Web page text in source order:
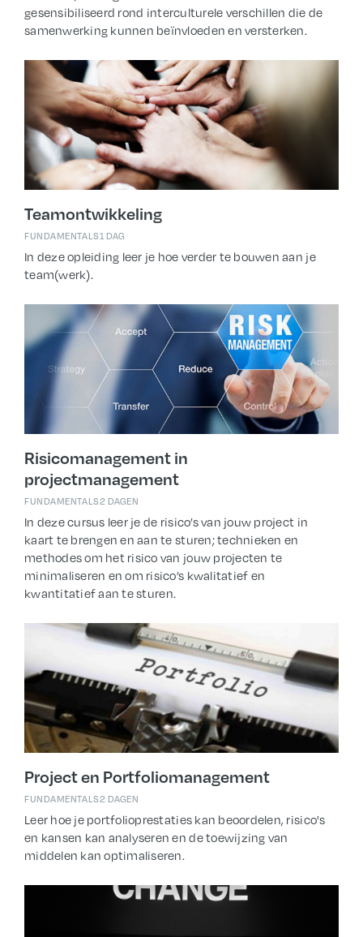
gesensibiliseerd rond interculturele verschillen die de
samenwerking kunnen beïnvloeden en versterken.
Teamontwikkeling
FUNDAMENTALS1 DAG
In deze opleiding leer je hoe verder te bouwen aan je
team(werk).
Risicomanagement in
projectmanagement
FUNDAMENTALS2 DAGEN
In deze cursus leer je de risico’s van jouw project in
kaart te brengen en aan te sturen; technieken en
methodes om het risico van jouw projecten te
minimaliseren en om risico’s kwalitatief en
kwantitatief aan te sturen.
Project en Portfoliomanagement
FUNDAMENTALS2 DAGEN
Leer hoe je portfolioprestaties kan beoordelen, risico's
en kansen kan analyseren en de toewijzing van
middelen kan optimaliseren.